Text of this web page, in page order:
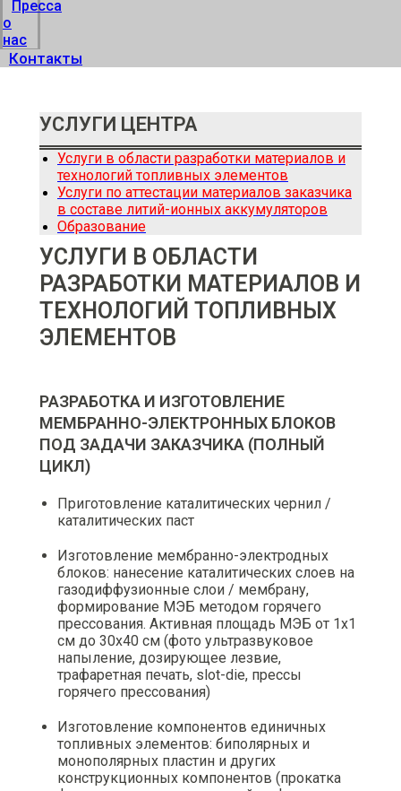
Пресса
о
нас
Контакты
УСЛУГИ ЦЕНТРА
Услуги в области разработки материалов и
технологий топливных элементов
Услуги по аттестации материалов заказчика
в составе литий-ионных аккумуляторов
Образование
УСЛУГИ В ОБЛАСТИ
РАЗРАБОТКИ МАТЕРИАЛОВ И
ТЕХНОЛОГИЙ ТОПЛИВНЫХ
ЭЛЕМЕНТОВ
РАЗРАБОТКА И ИЗГОТОВЛЕНИЕ
МЕМБРАННО-ЭЛЕКТРОННЫХ БЛОКОВ
ПОД ЗАДАЧИ ЗАКАЗЧИКА (ПОЛНЫЙ
ЦИКЛ)
Приготовление каталитических чернил /
каталитических паст
Изготовление мембранно-электродных
блоков: нанесение каталитических слоев на
газодиффузионные слои / мембрану,
формирование МЭБ методом горячего
прессования. Активная площадь МЭБ от 1х1
см до 30х40 см (фото ультразвуковое
напыление, дозирующее лезвие,
трафаретная печать, slot-die, прессы
горячего прессования)
Изготовление компонентов единичных
топливных элементов: биполярных и
монополярных пластин и других
конструкционных компонентов (прокатка